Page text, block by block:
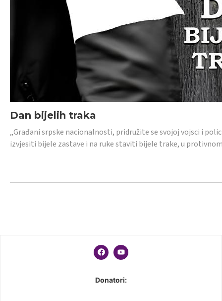
Dan bijelih traka
„Građani srpske nacionalnosti, pridružite se svojoj vojsci i
izvjesiti bijele zastave i na ruke staviti bijele trake, u
Donatori: